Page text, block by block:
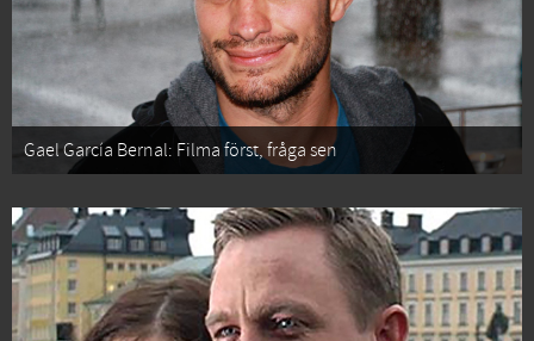
Gael García Bernal: Filma först, fråga sen